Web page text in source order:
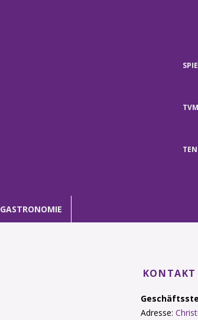
GASTRONOMIE
Adresse: